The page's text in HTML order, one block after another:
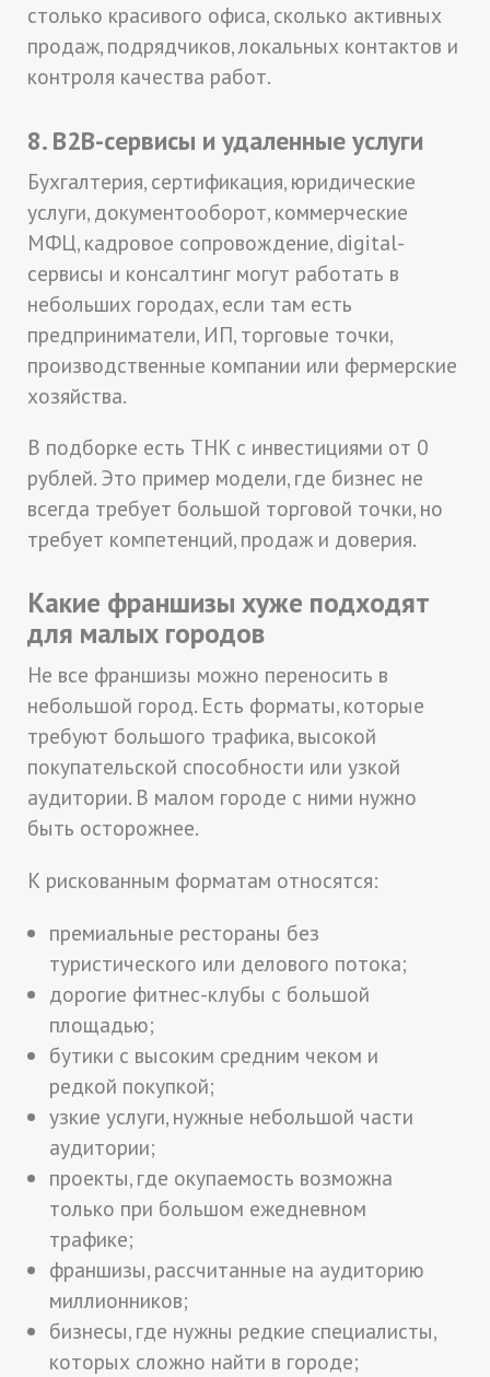
столько красивого офиса, сколько активных
продаж, подрядчиков, локальных контактов и
контроля качества работ.
8. B2B-сервисы и удаленные услуги
Бухгалтерия, сертификация, юридические
услуги, документооборот, коммерческие
МФЦ, кадровое сопровождение, digital-
сервисы и консалтинг могут работать в
небольших городах, если там есть
предприниматели, ИП, торговые точки,
производственные компании или фермерские
хозяйства.
В подборке есть ТНК с инвестициями от 0
рублей. Это пример модели, где бизнес не
всегда требует большой торговой точки, но
требует компетенций, продаж и доверия.
Какие франшизы хуже подходят
для малых городов
Не все франшизы можно переносить в
небольшой город. Есть форматы, которые
требуют большого трафика, высокой
покупательской способности или узкой
аудитории. В малом городе с ними нужно
быть осторожнее.
К рискованным форматам относятся:
премиальные рестораны без
туристического или делового потока;
дорогие фитнес-клубы с большой
площадью;
бутики с высоким средним чеком и
редкой покупкой;
узкие услуги, нужные небольшой части
аудитории;
проекты, где окупаемость возможна
только при большом ежедневном
трафике;
франшизы, рассчитанные на аудиторию
миллионников;
бизнесы, где нужны редкие специалисты,
которых сложно найти в городе;